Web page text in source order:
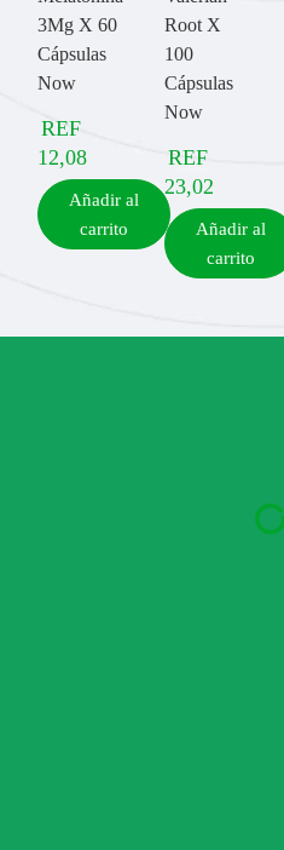
3Mg X 60
Cápsulas
Now
REF
12,08
Añadir al
carrito
Root X
100
Cápsulas
Now
REF
23,02
Añadir al
carrito